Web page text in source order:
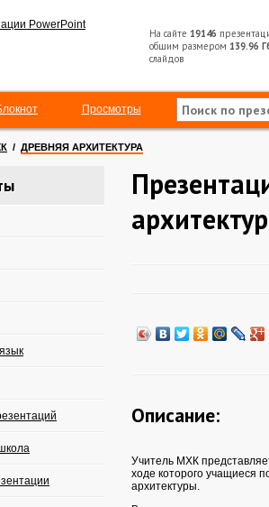
На сайте 19146
общим размером 139.96
слайдов
Просмотры
/ ДРЕВНЯЯ АРХИТЕКТУРА
Описание:
Учитель МХК
ходе которого учащиеся
архитектуры.